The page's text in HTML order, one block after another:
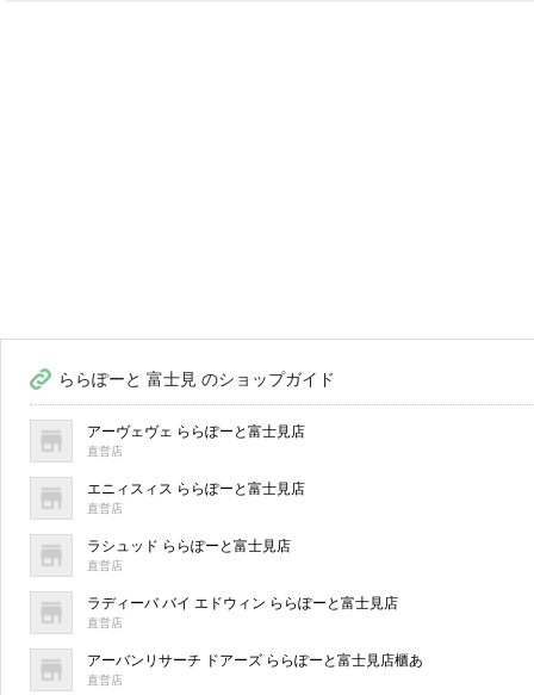
ららぽーと 富士見 のショップガイド
アーヴェヴェ ららぽーと富士見店
直営店
エニィスィス ららぽーと富士見店
直営店
ラシュッド ららぽーと富士見店
直営店
ラディーバ バイ エドウィン ららぽーと富士見店
直営店
アーバンリサーチ ドアーズ ららぽーと富士見店櫃あ
直営店